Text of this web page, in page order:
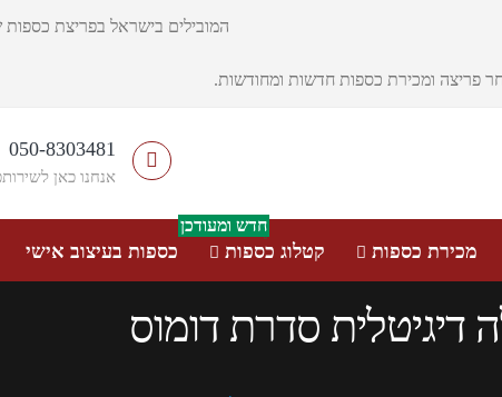
המובילים בישראל בפריצת
פריצה ומכירת כספות חדשות ומחודשות.
050-8303481
אנחנו כאן
מכירת כספות קטלוג כספות
חדש ומעודכן
כספות בעיצוב אישי
דיגיטלית סדרת דומוס